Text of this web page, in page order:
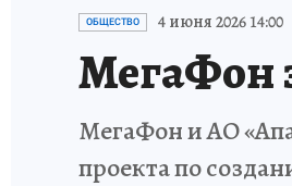
ИСПЫТАНО НА
ОБЩЕСТВО 4 июня 2026 14:00
МегаФон
МегаФон и АО
проекта по